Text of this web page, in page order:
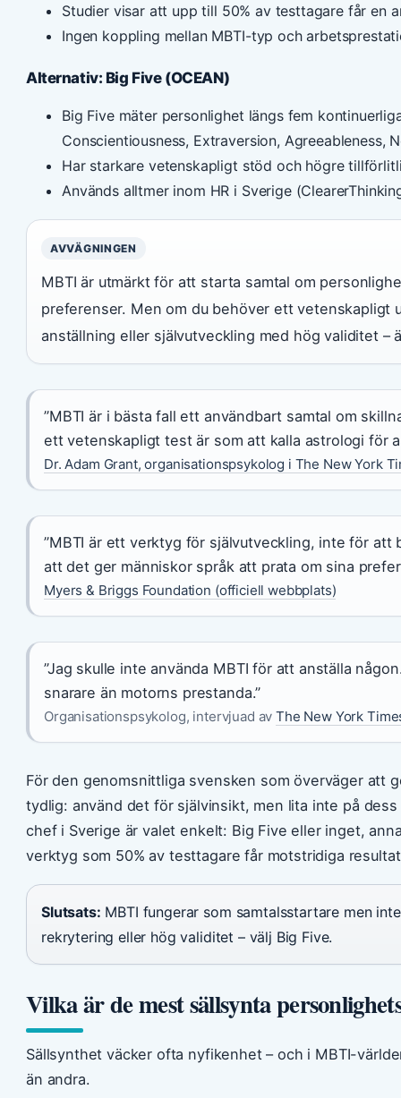
Studier visar att upp till 50% av testtagare får en
Ingen koppling mellan MBTI-typ och
Alternativ: Big Five (OCEAN)
Big Five mäter personlighet längs fem
Conscientiousness, Extraversion, Agreeableness,
Har starkare vetenskapligt stöd och högre
Används alltmer inom HR i Sverige
AVVÄGNINGEN
MBTI är utmärkt för att starta samtal om
preferenser. Men om du behöver ett vetenskapligt
anställning eller självutveckling med hög validitet –
”MBTI är i bästa fall ett användbart samtal om
ett vetenskapligt test är som att kalla astrologi för
Dr. Adam Grant, organisationspsykolog i The New York
”MBTI är ett verktyg för självutveckling, inte för att
att det ger människor språk att prata om sina
Myers & Briggs Foundation (officiell webbplats)
”Jag skulle inte använda MBTI för att anställa
snarare än motorns prestanda.”
Organisationspsykolog, intervjuad avThe New York
För den genomsnittliga svensken som överväger att
tydlig: använd det för självinsikt, men lita inte på
chef i Sverige är valet enkelt: Big Five eller inget,
verktyg som 50% av testtagare får motstridiga
Slutsats: MBTI fungerar som samtalsstartare men
rekrytering eller hög validitet – välj Big Five.
Vilka är de mest sällsynta
Sällsynthet väcker ofta nyfikenhet – och i MBTI-
än andra.